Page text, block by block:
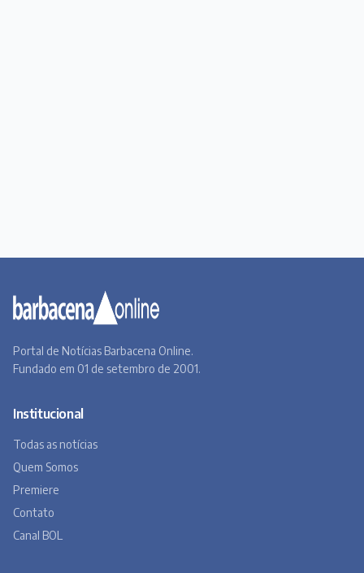
Portal de Notícias Barbacena Online.
Fundado em 01 de setembro de 2001.
Institucional
Todas as notícias
Quem Somos
Premiere
Contato
Canal BOL